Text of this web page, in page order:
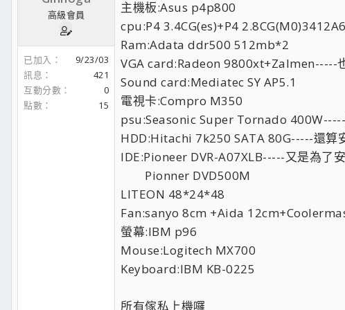
高級會員
已加入
9/23/03
訊息
421
互動分數
0
點數
15
主機板:Asus p4p800
cpu:P4 3.4CG(es)+P4
Ram:Adata ddr500 512mb*2
VGA card:Radeon 9800xt+Zalmen-----
Sound card:Mediatec SY AP5.1
電視卡:Compro M350
psu:Seasonic Super Tornado
HDD:Hitachi 7k250 SATA 80G-----還算
IDE:Pioneer DVR-A07XLB-----又是為了
Pionner DVD500M
LITEON 48*24*48
Fan:sanyo 8cm +Aida
螢幕:IBM p96
Mouse:Logitech MX700
Keyboard:IBM KB-0225
所有傢私上機囉